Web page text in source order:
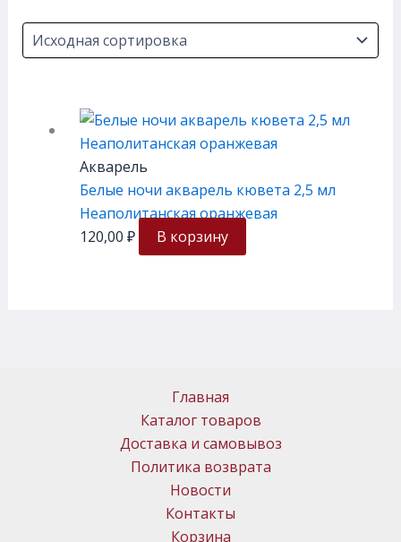
Акварель
Белые ночи акварель кювета 2,5 мл
Неаполитанская оранжевая
120,00 ₽ В корзину
Главная
Каталог товаров
Доставка и самовывоз
Политика возврата
Новости
Контакты
Корзина